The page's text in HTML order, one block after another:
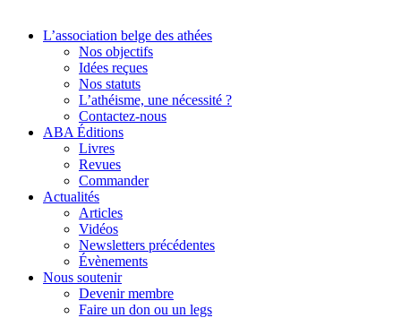
L’association belge des athées
Nos objectifs
Idées reçues
Nos statuts
L’athéisme, une nécessité ?
Contactez-nous
ABA Éditions
Livres
Revues
Commander
Actualités
Articles
Vidéos
Newsletters précédentes
Évènements
Nous soutenir
Devenir membre
Faire un don ou un legs